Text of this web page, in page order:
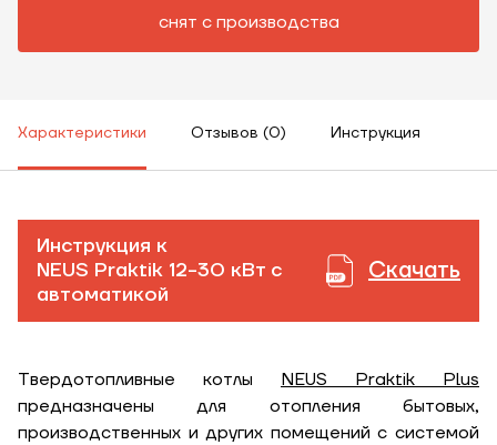
снят с производства
Характеристики Отзывов (0) Инструкция
Инструкция к
NEUS Praktik 12-30 кВт с
автоматикой
Скачать
Твердотопливные котлы NEUS Praktik Plus
предназначены для отопления бытовых,
производственных и других помещений с системой